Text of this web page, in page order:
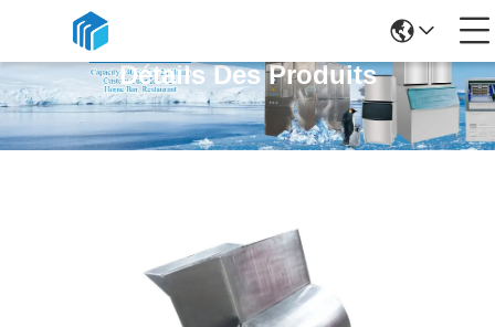
Détails Des Produits